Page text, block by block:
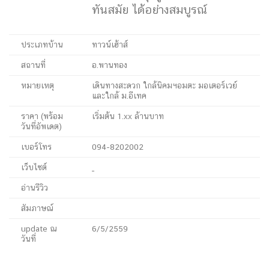
ทันสมัย ได้อย่างสมบูรณ์
ประเภทบ้าน ทาวน์เฮ้าส์
สถานที่ อ.พานทอง
หมายเหตุ
เดินทางสะดวก ใกล้นิคมฯอมตะ มอเตอร์เวย์
และใกล้ ม.อีเทค
ราคา (พร้อม
วันที่อัพเดต)
เริ่มต้น 1.xx ล้านบาท
เบอร์โทร 094-8202002
เว็บไซต์
อ่านรีวิว
สัมภาษณ์
update ณ
วันที่
6/5/2559